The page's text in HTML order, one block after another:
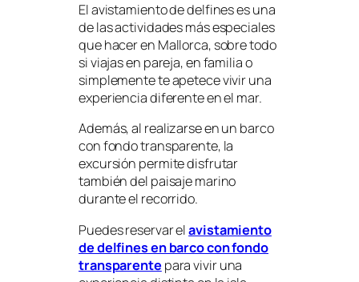
El avistamiento de delfines es una
de las actividades más especiales
que hacer en Mallorca, sobre todo
si viajas en pareja, en familia o
simplemente te apetece vivir una
experiencia diferente en el mar.
Además, al realizarse en un barco
con fondo transparente, la
excursión permite disfrutar
también del paisaje marino
durante el recorrido.
Puedes reservar elavistamiento
de delfines en barco con fondo
transparentepara vivir una